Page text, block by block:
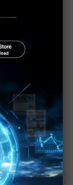
建模以利修
驗證功
切入數位
本相對低、
設計、機電
出版、資料
化發展。